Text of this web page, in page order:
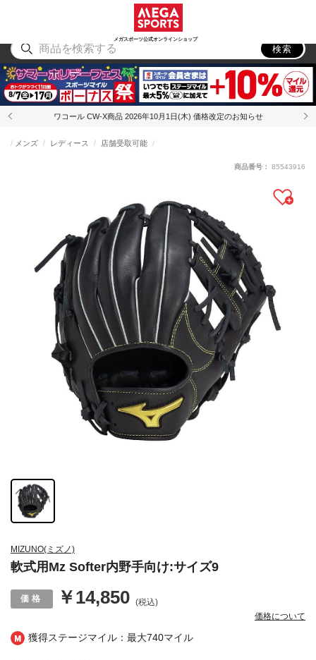
メガスポーツ公式オンラインショップ
アウトドア
検索
ワコール CW-X商品 2026年10月1日(木) 価格改定のお知らせ
獲得ステージマイル：最大740マイル
MIZUNO(ミズノ)
軟式用Mz Softer内野手向け:サイズ9
メンズ レディース 店舗受取可能
￥14,850 (税込)
価格について
商品番号： 85543916